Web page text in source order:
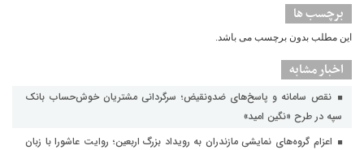
برچسب ها
این مطلب بدون برچسب می باشد.
اخبار مشابه
نقص سامانه و پاسخ‌های ضدونقیض؛ سرگردانی مشتریان خوش‌حساب بانک
سپه در طرح «نگین امید»
اعزام گروه‌های نمایشی مازندران به رویداد بزرگ اربعین؛ روایت عاشورا با زبان